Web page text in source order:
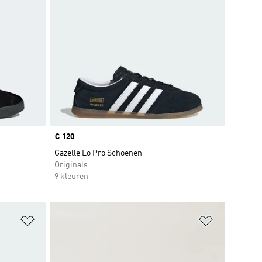
Price
€ 120
Gazelle Lo Pro Schoenen
Originals
9 kleuren